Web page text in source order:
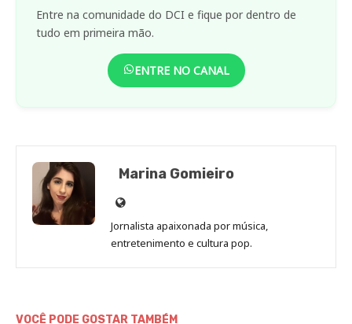
Entre na comunidade do DCI e fique por dentro de
tudo em primeira mão.
ENTRE NO CANAL
Marina Gomieiro
Site
de
Marina
Jornalista apaixonada por música,
entretenimento e cultura pop.
VOCÊ PODE GOSTAR TAMBÉM